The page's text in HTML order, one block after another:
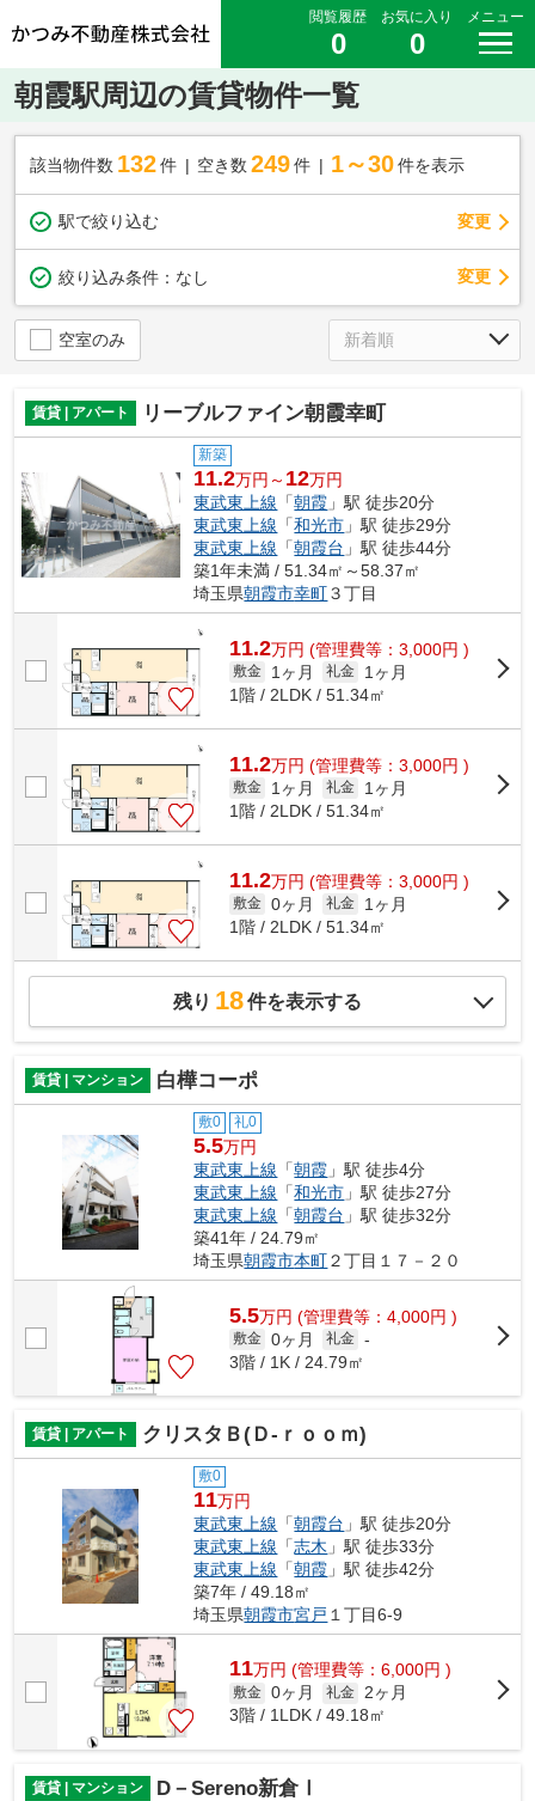
閲覧履歴
0
お気に入り
0
メニュー
朝霞駅周辺の賃貸物件一覧
該当物件数 132件 空き数 249 件 1～30 件を表示
駅で絞り込む 変更
絞り込み条件： なし 変更
空室のみ
賃貸 | アパート リーブルファイン朝霞幸町
新築
11.2万円～ 12万円
東武東上線 「朝霞 」駅 徒歩20分
東武東上線 「和光市 」駅 徒歩29分
東武東上線 「朝霞台 」駅 徒歩44分
築1年未満 / 51.34㎡～58.37㎡
埼玉県朝霞市幸町３丁目
11.2万円 (管理費等：3,000円 )
敷金 1ヶ月 礼金
1ヶ月
1階 / 2LDK / 51.34㎡
11.2万円 (管理費等：3,000円 )
敷金 1ヶ月 礼金
1ヶ月
1階 / 2LDK / 51.34㎡
11.2万円 (管理費等：3,000円 )
敷金 0ヶ月 礼金
1ヶ月
1階 / 2LDK / 51.34㎡
残り 18件を表示する
賃貸 | マンション 白樺コーポ
敷0 礼0
5.5万円
東武東上線 「朝霞 」駅 徒歩4分
東武東上線 「和光市 」駅 徒歩27分
東武東上線 「朝霞台 」駅 徒歩32分
築41年 / 24.79㎡
埼玉県朝霞市本町２丁目１７－２０
5.5万円 (管理費等：4,000円 )
敷金 0ヶ月 礼金 -
3階 / 1K / 24.79㎡
賃貸 | アパート クリスタＢ(Ｄ-ｒｏｏｍ)
敷0
11万円
東武東上線 「朝霞台 」駅 徒歩20分
東武東上線 「志木 」駅 徒歩33分
東武東上線 「朝霞 」駅 徒歩42分
築7年 / 49.18㎡
埼玉県朝霞市宮戸 １丁目6-9
11万円 (管理費等：6,000円 )
敷金 0ヶ月 礼金 2ヶ月
3階 / 1LDK / 49.18㎡
賃貸 | マンション D－Sereno新倉Ⅰ